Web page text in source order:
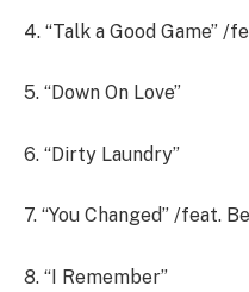
4. “Talk a Good Game” /
5. “Down On Love”
6. “Dirty Laundry”
7. “You Changed” /feat.
8. “I Remember”